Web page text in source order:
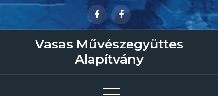
Skip
Vasas Művészegyüttes
Alapítvány